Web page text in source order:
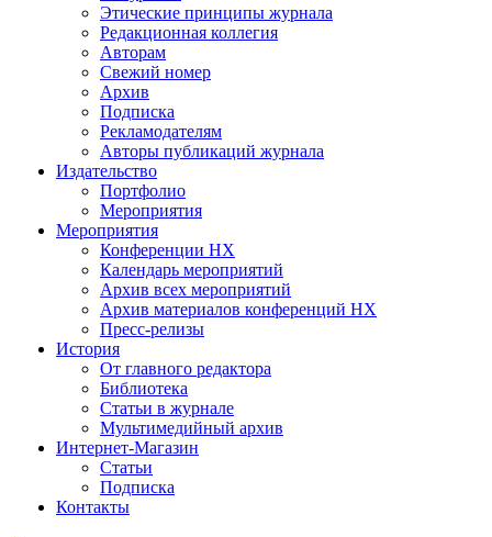
Этические принципы журнала
Редакционная коллегия
Авторам
Свежий номер
Архив
Подписка
Рекламодателям
Авторы публикаций журнала
Издательство
Портфолио
Мероприятия
Мероприятия
Конференции НХ
Календарь мероприятий
Архив всех мероприятий
Архив материалов конференций НХ
Пресс-релизы
История
От главного редактора
Библиотека
Статьи в журнале
Мультимедийный архив
Интернет-Магазин
Статьи
Подписка
Контакты